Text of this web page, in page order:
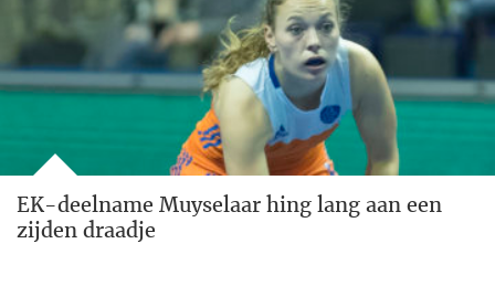
EK-deelname Muyselaar hing lang aan een
zijden draadje